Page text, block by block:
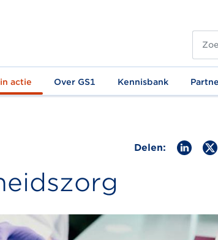
actie Over GS1 Kennisbank
Delen: